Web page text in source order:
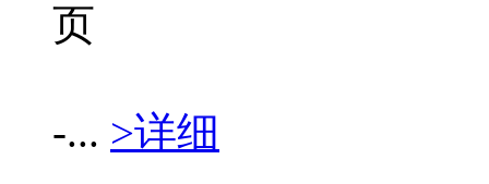
页
-... >详细